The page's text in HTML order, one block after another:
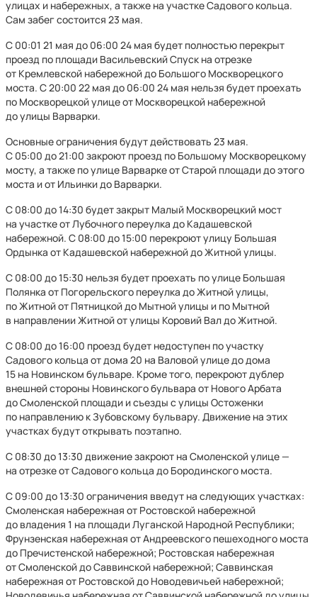
улицах и набережных, а также на участке Садового кольца.
Сам забег состоится 23 мая.
С 00:01 21 мая до 06:00 24 мая будет полностью перекрыт
проезд по площади Васильевский Спуск на отрезке
от Кремлевской набережной до Большого Москворецкого
моста. С 20:00 22 мая до 06:00 24 мая нельзя будет проехать
по Москворецкой улице от Москворецкой набережной
до улицы Варварки.
Основные ограничения будут действовать 23 мая.
С 05:00 до 21:00 закроют проезд по Большому Москворецкому
мосту, а также по улице Варварке от Старой площади до этого
моста и от Ильинки до Варварки.
С 08:00 до 14:30 будет закрыт Малый Москворецкий мост
на участке от Лубочного переулка до Кадашевской
набережной. С 08:00 до 15:00 перекроют улицу Большая
Ордынка от Кадашевской набережной до Житной улицы.
С 08:00 до 15:30 нельзя будет проехать по улице Большая
Полянка от Погорельского переулка до Житной улицы,
по Житной от Пятницкой до Мытной улицы и по Мытной
в направлении Житной от улицы Коровий Вал до Житной.
С 08:00 до 16:00 проезд будет недоступен по участку
Садового кольца от дома 20 на Валовой улице до дома
15 на Новинском бульваре. Кроме того, перекроют дублер
внешней стороны Новинского бульвара от Нового Арбата
до Смоленской площади и съезды с улицы Остоженки
по направлению к Зубовскому бульвару. Движение на этих
участках будут открывать поэтапно.
С 08:30 до 13:30 движение закроют на Смоленской улице —
на отрезке от Садового кольца до Бородинского моста.
С 09:00 до 13:30 ограничения введут на следующих участках:
Смоленская набережная от Ростовской набережной
до владения 1 на площади Луганской Народной Республики;
Фрунзенская набережная от Андреевского пешеходного моста
до Пречистенской набережной; Ростовская набережная
от Смоленской до Саввинской набережной; Саввинская
набережная от Ростовской до Новодевичьей набережной;